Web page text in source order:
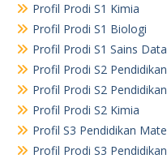
Profil Prodi S1 Kimia
Profil Prodi S1 Biologi
Profil Prodi S1 Sains Data
Profil Prodi S2
Profil Prodi S2
Profil Prodi S2 Kimia
Profil S3 Pendidikan
Profil Prodi S3